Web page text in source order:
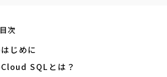
目次
はじめに
Cloud SQLとは？